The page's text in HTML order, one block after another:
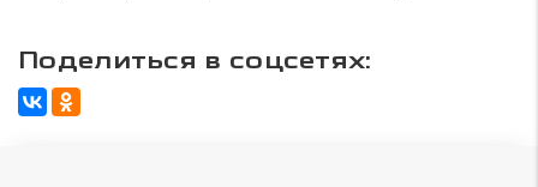
Поделиться в соцсетях: